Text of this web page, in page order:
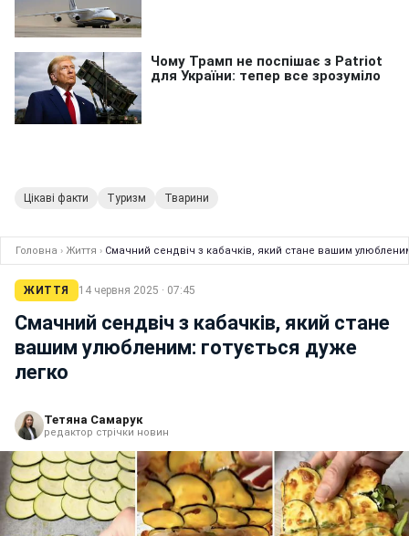
Цікаві факти Туризм Тварини
Головна › Життя › Смачний сендвіч з кабачків, який стане вашим
ЖИТТЯ 14 червня 2025 · 07:45
Смачний сендвіч з кабачків, який стане
вашим улюбленим: готується дуже
легко
Тетяна Самарук
редактор стрічки новин